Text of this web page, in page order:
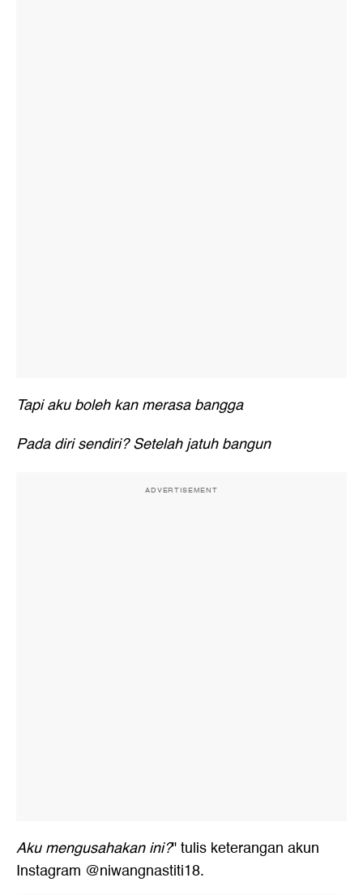
Tapi aku boleh kan merasa bangga
Pada diri sendiri? Setelah jatuh bangun
ADVERTISEMENT
Aku mengusahakan ini?" tulis keterangan akun
Instagram @niwangnastiti18.